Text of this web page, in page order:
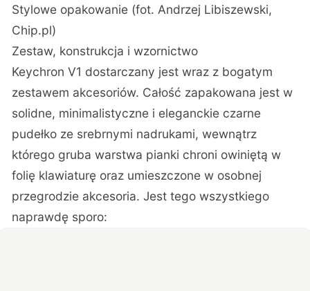
Stylowe opakowanie (fot. Andrzej Libiszewski,
Chip.pl)
Zestaw, konstrukcja i wzornictwo
Keychron V1 dostarczany jest wraz z bogatym
zestawem akcesoriów. Całość zapakowana jest w
solidne, minimalistyczne i eleganckie czarne
pudełko ze srebrnymi nadrukami, wewnątrz
którego gruba warstwa pianki chroni owiniętą w
folię klawiaturę oraz umieszczone w osobnej
przegrodzie akcesoria. Jest tego wszystkiego
naprawdę sporo: